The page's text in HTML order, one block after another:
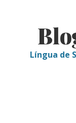
Língua de